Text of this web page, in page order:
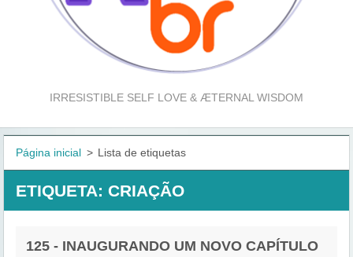
IRRESISTIBLE SELF LOVE & ÆTERNAL WISDOM
Página inicial > Lista de etiquetas
ETIQUETA: CRIAÇÃO
125 - INAUGURANDO UM NOVO CAPÍTULO